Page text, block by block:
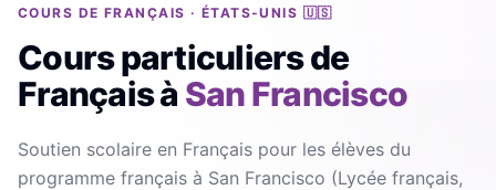
COURS DE FRANÇAIS · ÉTATS-UNIS 🇺🇸
Cours particuliers de
Françaisà San Francisco
Soutien scolaire en Français pour les élèves du
programme français à San Francisco (Lycée français,